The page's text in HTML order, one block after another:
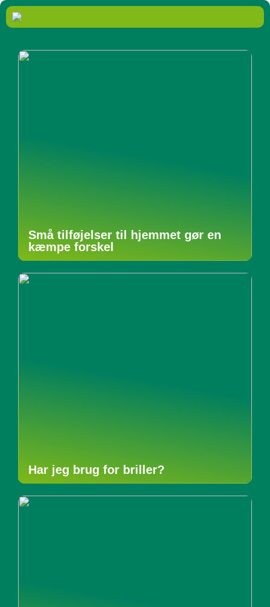
Små tilføjelser til hjemmet gør en
kæmpe forskel
Har jeg brug for briller?